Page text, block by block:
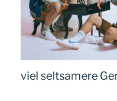
viel seltsamere